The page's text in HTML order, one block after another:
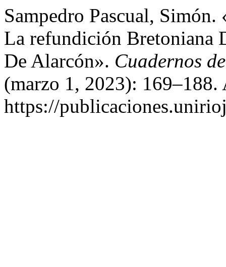
Sampedro Pascual,
La refundición Bretoniana
De Alarcón». Cuadernos
(marzo 1, 2023):
https://